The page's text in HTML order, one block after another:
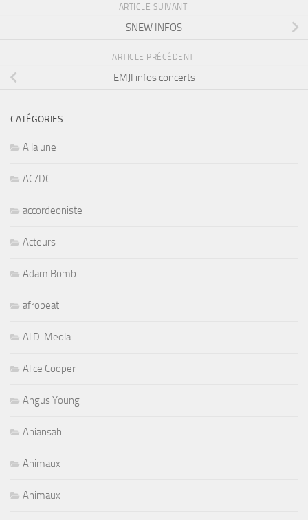
ARTICLE SUIVANT
SNEW INFOS
ARTICLE PRÉCÉDENT
EMJI infos concerts
CATÉGORIES
A la une
AC/DC
accordeoniste
Acteurs
Adam Bomb
afrobeat
Al Di Meola
Alice Cooper
Angus Young
Aniansah
Animaux
Animaux